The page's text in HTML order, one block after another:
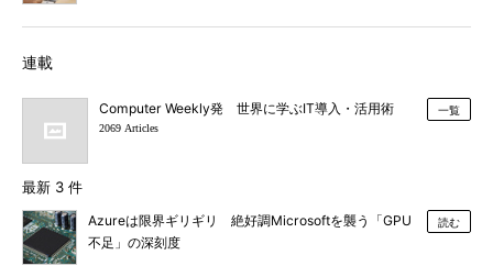
連載
Computer Weekly発 世界に学ぶIT導入・活用術
2069 Articles
一覧
最新 3 件
Azureは限界ギリギリ 絶好調Microsoftを襲う「GPU
不足」の深刻度
読む